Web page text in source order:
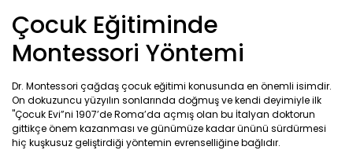
Çocuk Eğitiminde
Montessori Yöntemi
Dr. Montessori çağdaş çocuk eğitimi konusunda en önemli isimdir.
On dokuzuncu yüzyılın sonlarında doğmuş ve kendi deyimiyle ilk
"Çocuk Evi”ni 1907’de Roma’da açmış olan bu İtalyan doktorun
gittikçe önem kazanması ve günümüze kadar ününü sürdürmesi
hiç kuşkusuz geliştirdiği yöntemin evrenselliğine bağlıdır.